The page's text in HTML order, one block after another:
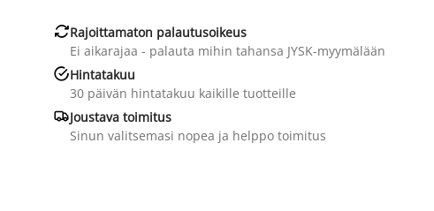
Rajoittamaton palautusoikeus
Ei aikarajaa - palauta mihin tahansa JYSK-myymälään
Hintatakuu
30 päivän hintatakuu kaikille tuotteille
Joustava toimitus
Sinun valitsemasi nopea ja helppo toimitus